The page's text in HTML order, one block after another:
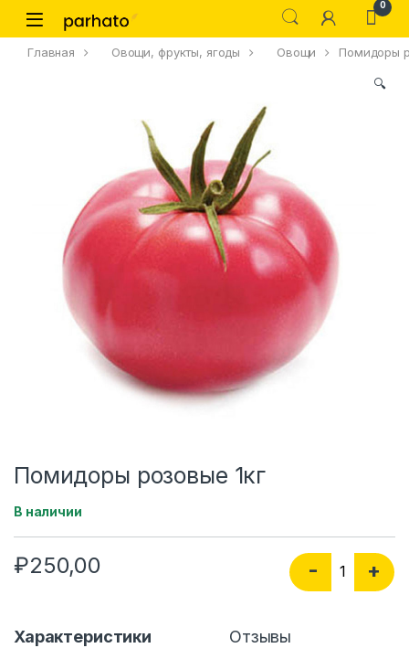
0
Главная Овощи, фрукты, ягоды Овощи Помидоры
🔍
Помидоры розовые 1кг
В наличии
₽250,00 -
Количество
+
Характеристики Отзывы